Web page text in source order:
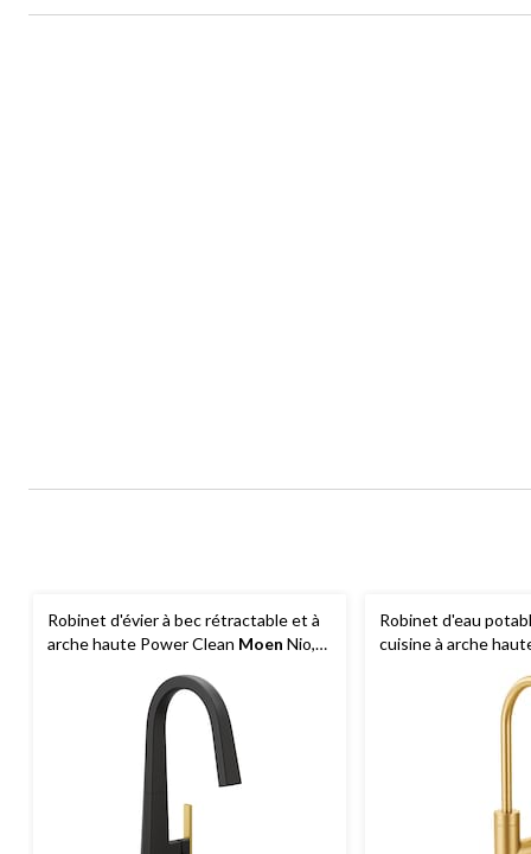
Robinet d'évier à bec rétractable et à
arche haute Power Clean Moen Nio,
Robinet d'eau
cuisine à arche